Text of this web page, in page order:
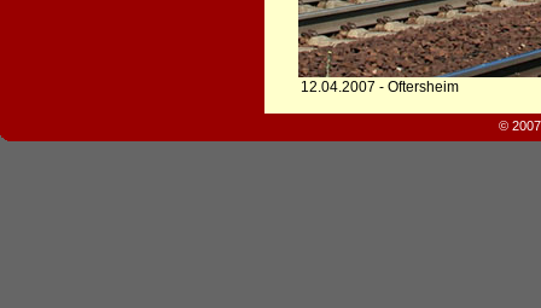
12.04.2007 - Oftersheim
©